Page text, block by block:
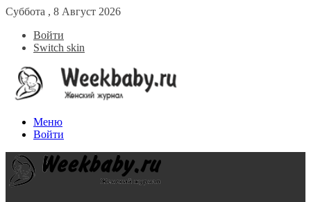
Суббота , 8 Август 2026
Войти
Switch skin
Меню
Войти